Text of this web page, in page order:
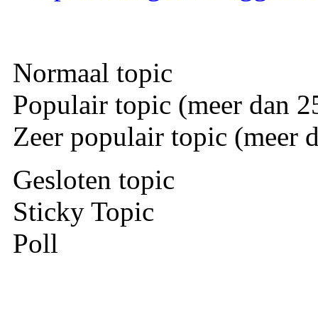
Normaal topic
Populair topic (meer dan
Zeer populair topic (meer
Gesloten topic
Sticky Topic
Poll